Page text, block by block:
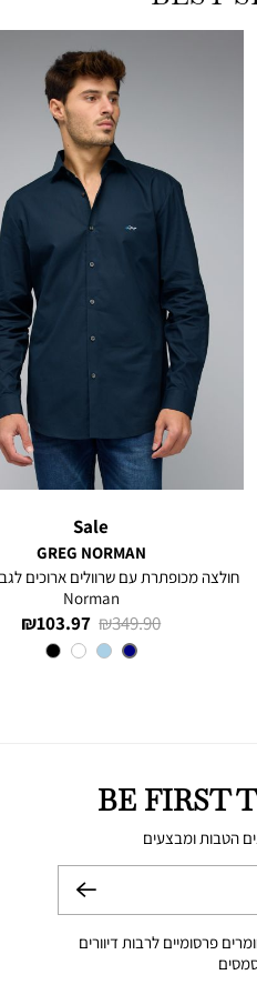
Sale
GREG NORMAN
Norman
מחיר
מוצר
103.97 ₪
מחיר
רגיל
349.90 ₪
צבע
NAVY
BE FIRST
הטבות ומבצעים
פרסומיים לרבות דיוורים
שלח